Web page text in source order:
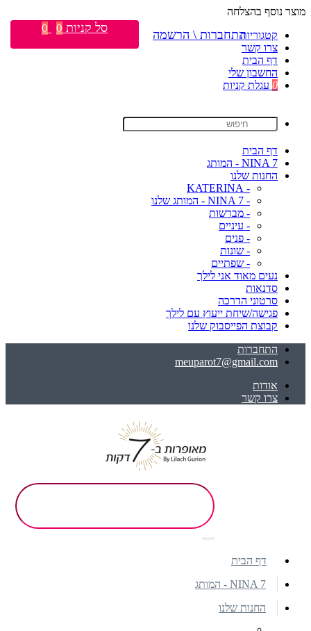
מוצר נוסף בהצלחה
קטגוריות
צרו קשר
דף הבית
החשבון שלי
0 עגלת קניות
דף הבית
NINA 7 - המותג
החנות שלנו
- KATERINA
- NINA 7 - המותג שלנו
- מברשות
- עיניים
- פנים
- שונות
- שפתיים
נעים מאוד אני לילך
סדנאות
סרטוני הדרכה
פגישה/שיחת ייעוץ עם לילך
קבוצת הפייסבוק שלנו
התחברות
meuparot7@gmail.com
אודות
צרו קשר
התחברות \ הרשמה סל קניות 0
0
דף הבית
NINA 7 - המותג
החנות שלנו